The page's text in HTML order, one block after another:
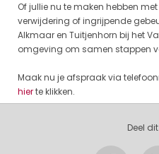
Of jullie nu te maken hebben
verwijdering of ingrijpende
Alkmaar en Tuitjenhorn bij het
omgeving om samen stappen
Maak nu je afspraak via
hierte klikken.
Deel